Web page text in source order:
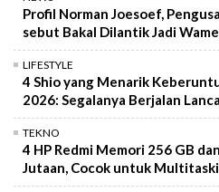
Profil Norman Joesoef,
sebut Bakal Dilantik Jadi
LIFESTYLE
4 Shio yang Menarik
2026: Segalanya Berjalan
TEKNO
4 HP Redmi Memori 256 GB
Jutaan, Cocok untuk